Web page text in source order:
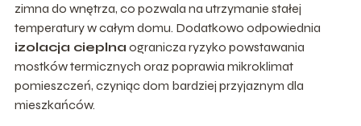
zimna do wnętrza, co pozwala na utrzymanie stałej
temperatury w całym domu. Dodatkowo odpowiednia
izolacja cieplna ogranicza ryzyko powstawania
mostków termicznych oraz poprawia mikroklimat
pomieszczeń, czyniąc dom bardziej przyjaznym dla
mieszkańców.